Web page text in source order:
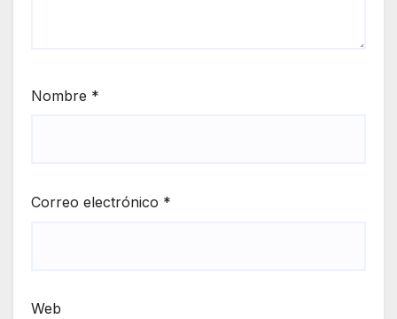
Nombre *
Correo electrónico *
Web